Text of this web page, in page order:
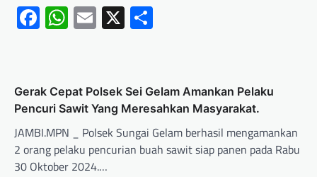
Facebook
WhatsApp
Email
X
Gerak Cepat Polsek Sei Gelam Amankan Pelaku
Pencuri Sawit Yang Meresahkan Masyarakat.
JAMBI.MPN _ Polsek Sungai Gelam berhasil mengamankan
2 orang pelaku pencurian buah sawit siap panen pada Rabu
30 Oktober 2024.…